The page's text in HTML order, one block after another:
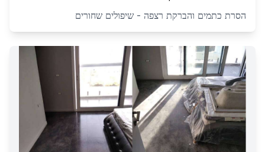
הסרת כתמים והברקת רצפה - שיפולים שחורים